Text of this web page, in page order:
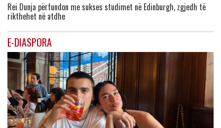
Rei Dunja përfundon me sukses studimet në Edinburgh, zgjedh të
rikthehet në atdhe
E-DIASPORA